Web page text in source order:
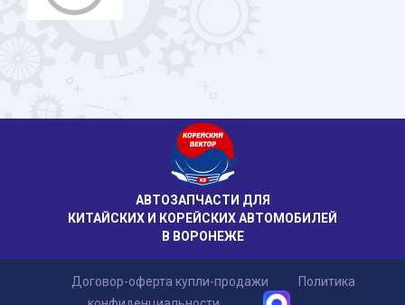
АВТОЗАПЧАСТИ ДЛЯ
КИТАЙСКИХ И КОРЕЙСКИХ АВТОМОБИЛЕЙ
В ВОРОНЕЖЕ
Договор-оферта купли-продажи
Политика